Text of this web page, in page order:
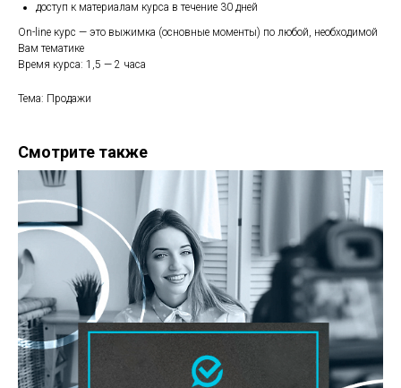
доступ к материалам курса в течение 30 дней
On-line курс — это выжимка (основные моменты) по любой, необходимой
Вам тематике
Время курса: 1,5 — 2 часа
Тема: Продажи
Смотрите также